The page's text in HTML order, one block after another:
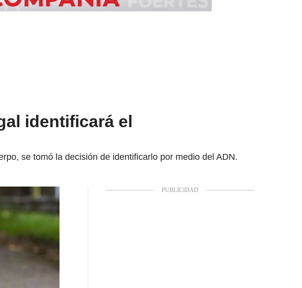
identificará el
se tomó la decisión de identificarlo por medio del ADN.